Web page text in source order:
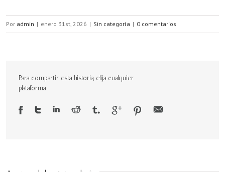
Por admin | enero 31st, 2026 | Sin categoría | 0 comentarios
Para compartir esta historia, elija cualquier
plataforma